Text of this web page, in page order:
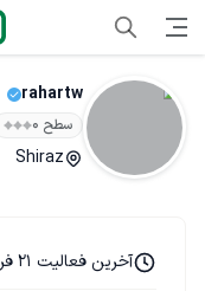
rahartw
سطح ۰
Shiraz
آخرین فعالیت 21 فروردین 1405